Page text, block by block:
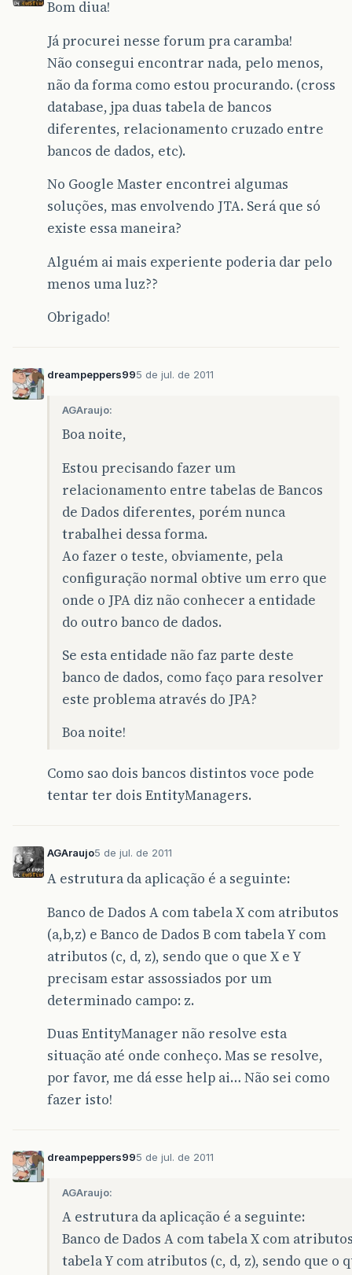
Bom diua!
Já procurei nesse forum pra caramba!
Não consegui encontrar nada, pelo menos,
não da forma como estou procurando. (cross
database, jpa duas tabela de bancos
diferentes, relacionamento cruzado entre
bancos de dados, etc).
No Google Master encontrei algumas
soluções, mas envolvendo JTA. Será que só
existe essa maneira?
Alguém ai mais experiente poderia dar pelo
menos uma luz??
Obrigado!
dreampeppers995 de jul. de 2011
AGAraujo:
Boa noite,
Estou precisando fazer um
relacionamento entre tabelas de Bancos
de Dados diferentes, porém nunca
trabalhei dessa forma.
Ao fazer o teste, obviamente, pela
configuração normal obtive um erro que
onde o JPA diz não conhecer a entidade
do outro banco de dados.
Se esta entidade não faz parte deste
banco de dados, como faço para resolver
este problema através do JPA?
Boa noite!
Como sao dois bancos distintos voce pode
tentar ter dois EntityManagers.
AGAraujo5 de jul. de 2011
A estrutura da aplicação é a seguinte:
Banco de Dados A com tabela X com atributos
(a,b,z) e Banco de Dados B com tabela Y com
atributos (c, d, z), sendo que o que X e Y
precisam estar assossiados por um
determinado campo: z.
Duas EntityManager não resolve esta
situação até onde conheço. Mas se resolve,
por favor, me dá esse help ai… Não sei como
fazer isto!
dreampeppers995 de jul. de 2011
AGAraujo:
A estrutura da aplicação é a seguinte:
Banco de Dados A com tabela X com
tabela Y com atributos (c, d, z), sendo que o